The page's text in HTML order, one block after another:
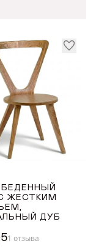
ЖЕСТКИМ
ДУБ
51 отзыва
Viber
ИЗ